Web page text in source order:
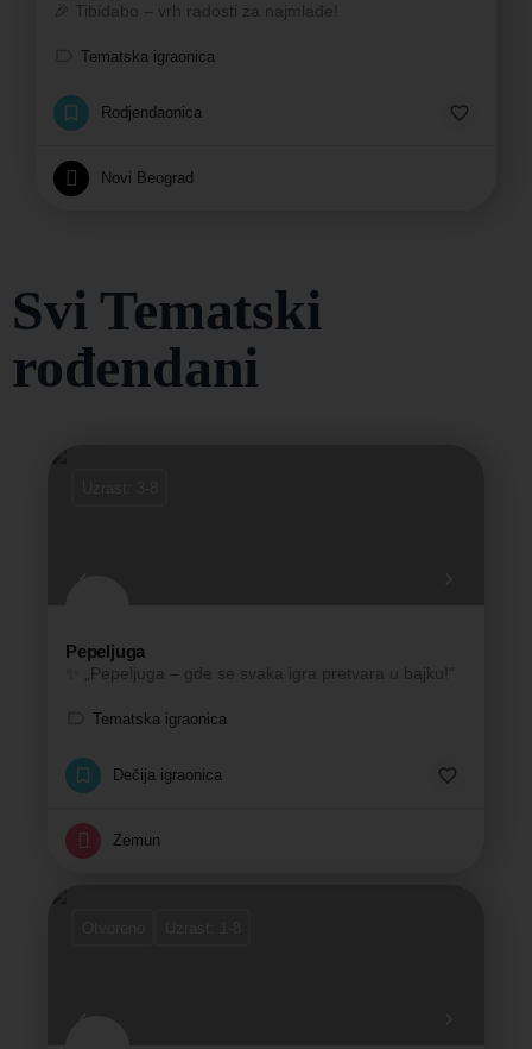
🎉 Tibidabo – vrh radosti za najmlađe!
Tematska igraonica
Rodjendaonica
Novi Beograd
Svi Tematski
rođendani
Pepeljuga
✨ „Pepeljuga – gde se svaka igra pretvara u bajku!“
Tematska igraonica
Dečija igraonica
Zemun